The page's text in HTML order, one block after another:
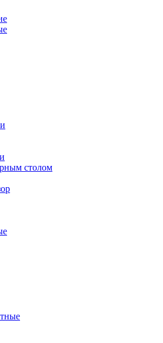
столом